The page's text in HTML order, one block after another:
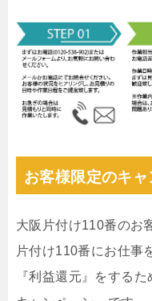
お客様限定のキャ
大阪片付け110番のお
片付け110番にお仕事
『利益還元』をする